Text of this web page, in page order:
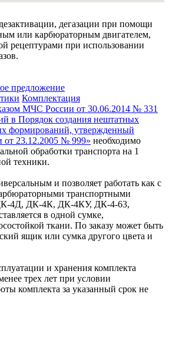
дегазации при помощи
или карбюраторным двигателем,
рецептурами при использовании
предложение
Комплектация
МЧС России от 30.06.2014 № 331
в Порядок создания нештатных
формирований, утвержденный
23.12.2005 № 999» необходимо
обработки транспорта на 1
техники.
и позволяет работать как с
транспортными
ДК-4Д, ДК-4К, ДК-4КУ, ДК-4-63,
в одной сумке,
ткани. По заказу может быть
ящик или сумка другого цвета и
и хранения комплекта
трех лет при условии
комплекта за указанный срок не